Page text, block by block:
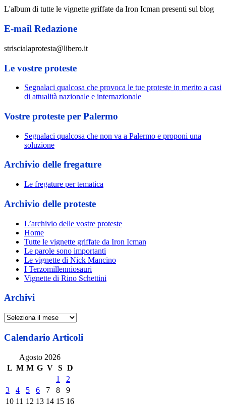
L'album di tutte le vignette griffate da Iron Icman presenti sul blog
E-mail Redazione
striscialaprotesta@libero.it
Le vostre proteste
Segnalaci qualcosa che provoca le tue proteste in merito a casi
di attualità nazionale e internazionale
Vostre proteste per Palermo
Segnalaci qualcosa che non va a Palermo e proponi una
soluzione
Archivio delle fregature
Le fregature per tematica
Archivio delle proteste
L’archivio delle vostre proteste
Home
Tutte le vignette griffate da Iron Icman
Le parole sono importanti
Le vignette di Nick Mancino
I Terzomillenniosauri
Vignette di Rino Schettini
Archivi
Archivi
Calendario Articoli
Agosto 2026
L M M G V S D
1
2
3
4 5 6 7 8
9
10 11 12 13 14 15 16